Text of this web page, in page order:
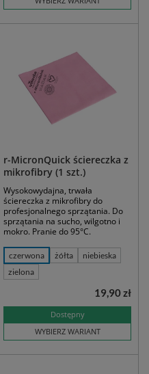
r-MicronQuick ściereczka z
mikrofibry (1 szt.)
Wysokowydajna, trwała
ściereczka z mikrofibry do
profesjonalnego sprzątania. Do
sprzątania na sucho, wilgotno i
mokro. Pranie do 95°C.
czerwona żółta
niebieska
zielona
Dostępny
WYBIERZ WARIANT
19,90 zł